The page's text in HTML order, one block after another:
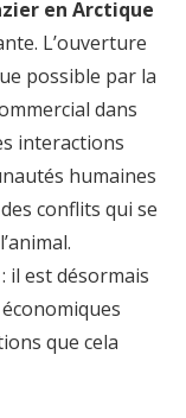
en Arctique
L’ouverture
possible par la
dans
interactions
humaines
conflits qui se
il est désormais
que cela